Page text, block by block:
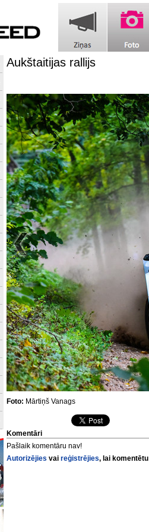
Aukštaitijas rallijs
Foto: Mārtiņš Vanags
Komentāri
Pašlaik komentāru nav!
Autorizējies vai reģistrējies, lai komentētu